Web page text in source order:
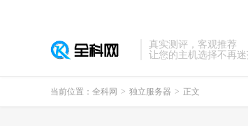
真实测评，客观推荐
让您的主机选择不再迷
当前位置： 全科网 > 独立服务器 > 正文